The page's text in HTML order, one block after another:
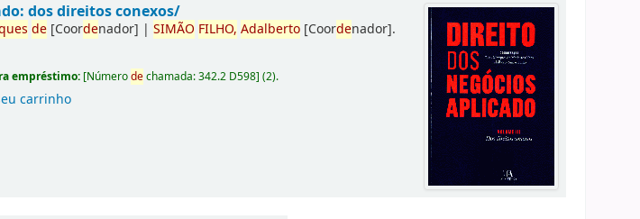
dos direitos conexos/
de [Coordenador] |SIMÃO FILHO, Adalberto [Coordenador].
empréstimo: [Númerodechamada:342.2 D598](2).
carrinho